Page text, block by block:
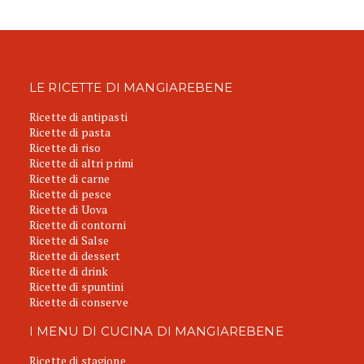
LE RICETTE DI MANGIAREBENE
Ricette di antipasti
Ricette di pasta
Ricette di riso
Ricette di altri primi
Ricette di carne
Ricette di pesce
Ricette di Uova
Ricette di contorni
Ricette di Salse
Ricette di dessert
Ricette di drink
Ricette di spuntini
Ricette di conserve
I MENU DI CUCINA DI MANGIAREBENE
Ricette di stagione